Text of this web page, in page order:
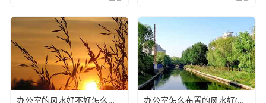
禁入行业：企业不得为房地产开发企业;企业经营范围不
得有证券、担保、小额贷款、典当、投资、保险、金融信托
等
区域限制：部分区域仅开放供货(企业版)，如山西大同、
办公室的风水好不好怎么判断(办公室植物摆放的风水知识你知道多少) 办公室怎么布置的风水好(办公室工位怎么摆放可以留得住员工)